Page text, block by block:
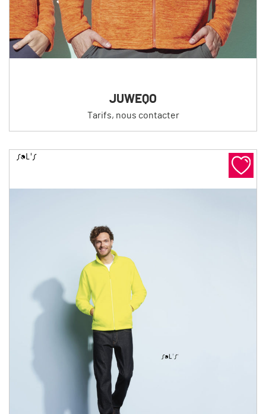
JUWEQO
Tarifs, nous contacter